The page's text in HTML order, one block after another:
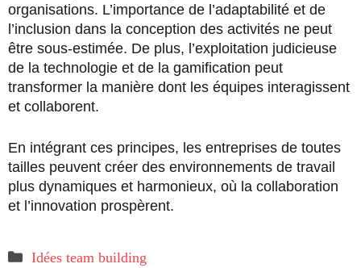
organisations. L’importance de l’adaptabilité et de
l’inclusion dans la conception des activités ne peut
être sous-estimée. De plus, l’exploitation judicieuse
de la technologie et de la gamification peut
transformer la manière dont les équipes interagissent
et collaborent.
En intégrant ces principes, les entreprises de toutes
tailles peuvent créer des environnements de travail
plus dynamiques et harmonieux, où la collaboration
et l’innovation prospèrent.
Catégories
Idées team building